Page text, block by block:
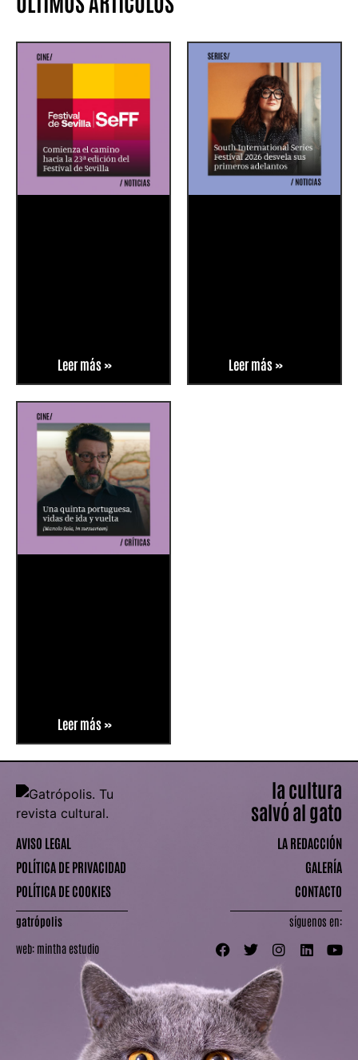
Leer más » Leer más »
Leer más »
AVISO LEGAL
POLÍTICA DE PRIVACIDAD
POLÍTICA DE COOKIES
gatrópolis
web: mintha estudio
la cultura
salvó al gato
LA REDACCIÓN
GALERÍA
CONTACTO
síguenos en: